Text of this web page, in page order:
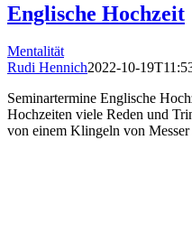
Englische Hochzeit
Mentalität
Rudi Hennich2022-10-
Seminartermine Englische
Hochzeiten viele Reden und
von einem Klingeln von